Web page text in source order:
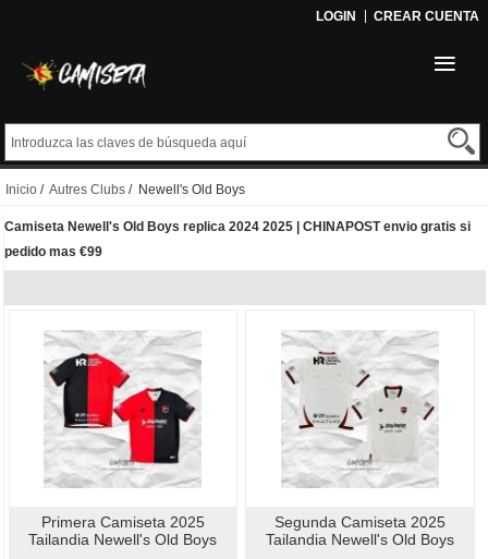
LOGIN CREAR CUENTA
Inicio / Autres Clubs / Newell's Old Boys
Camiseta Newell's Old Boys replica 2024 2025 | CHINAPOST envio gratis si
pedido mas €99
Primera Camiseta 2025
Tailandia Newell's Old Boys
Segunda Camiseta 2025
Tailandia Newell's Old Boys